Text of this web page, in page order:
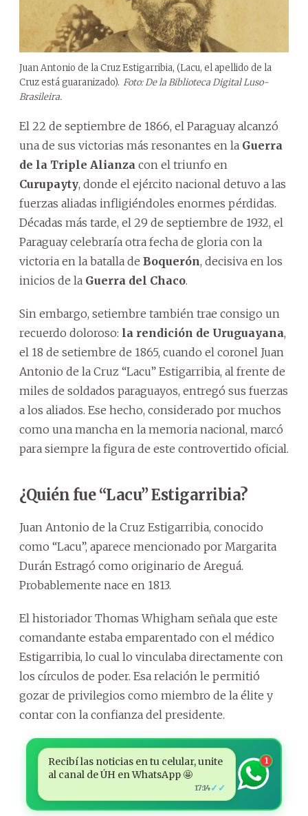
Juan Antonio de la Cruz Estigarribia, (Lacu, el apellido de la
Cruz está guaranizado). Foto: De la Biblioteca Digital Luso-
Brasileira.
El 22 de septiembre de 1866, el Paraguay alcanzó
una de sus victorias más resonantes en la Guerra
de la Triple Alianza con el triunfo en
Curupayty, donde el ejército nacional detuvo a las
fuerzas aliadas infligiéndoles enormes pérdidas.
Décadas más tarde, el 29 de septiembre de 1932, el
Paraguay celebraría otra fecha de gloria con la
victoria en la batalla de Boquerón, decisiva en los
inicios de la Guerra del Chaco.
Sin embargo, setiembre también trae consigo un
recuerdo doloroso: la rendición de Uruguayana,
el 18 de setiembre de 1865, cuando el coronel Juan
Antonio de la Cruz “Lacu” Estigarribia, al frente de
miles de soldados paraguayos, entregó sus fuerzas
a los aliados. Ese hecho, considerado por muchos
como una mancha en la memoria nacional, marcó
para siempre la figura de este controvertido oficial.
¿Quién fue “Lacu” Estigarribia?
Juan Antonio de la Cruz Estigarribia, conocido
como “Lacu”, aparece mencionado por Margarita
Durán Estragó como originario de Areguá.
Probablemente nace en 1813.
El historiador Thomas Whigham señala que este
comandante estaba emparentado con el médico
Estigarribia, lo cual lo vinculaba directamente con
los círculos de poder. Esa relación le permitió
gozar de privilegios como miembro de la élite y
contar con la confianza del presidente.
Recibí las noticias en tu celular, unite
al canal de ÚH en WhatsApp 🤩
17:14✓✓
1